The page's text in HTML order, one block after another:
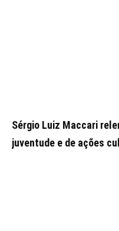
Sérgio Luiz Maccari
juventude e de ações